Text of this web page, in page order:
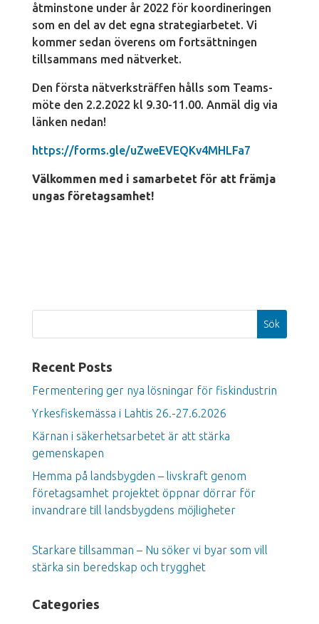
åtminstone under år 2022 för koordineringen
som en del av det egna strategiarbetet. Vi
kommer sedan överens om fortsättningen
tillsammans med nätverket.
Den första nätverksträffen hålls som Teams-
möte den 2.2.2022 kl 9.30-11.00. Anmäl dig via
länken nedan!
https://forms.gle/uZweEVEQKv4MHLFa7
Välkommen med i samarbetet för att främja
ungas företagsamhet!
Sök
Recent Posts
Fermentering ger nya lösningar för fiskindustrin
Yrkesfiskemässa i Lahtis 26.-27.6.2026
Kärnan i säkerhetsarbetet är att stärka
gemenskapen
Hemma på landsbygden – livskraft genom
företagsamhet projektet öppnar dörrar för
invandrare till landsbygdens möjligheter
Starkare tillsamman – Nu söker vi byar som vill
stärka sin beredskap och trygghet
Categories